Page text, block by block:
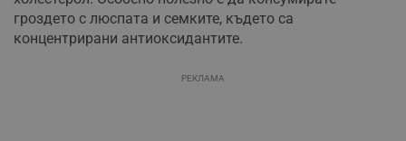
гроздето с люспата и семките, където са
концентрирани антиоксидантите.
РЕКЛАМА